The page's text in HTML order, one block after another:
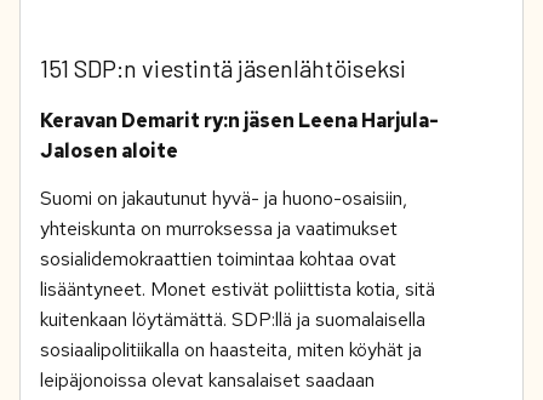
151 SDP:n viestintä jäsenlähtöiseksi
Keravan Demarit ry:n jäsen Leena Harjula-
Jalosen aloite
Suomi on jakautunut hyvä- ja huono-osaisiin,
yhteiskunta on murroksessa ja vaatimukset
sosialidemokraattien toimintaa kohtaa ovat
lisääntyneet. Monet estivät poliittista kotia, sitä
kuitenkaan löytämättä. SDP:llä ja suomalaisella
sosiaalipolitiikalla on haasteita, miten köyhät ja
leipäjonoissa olevat kansalaiset saadaan